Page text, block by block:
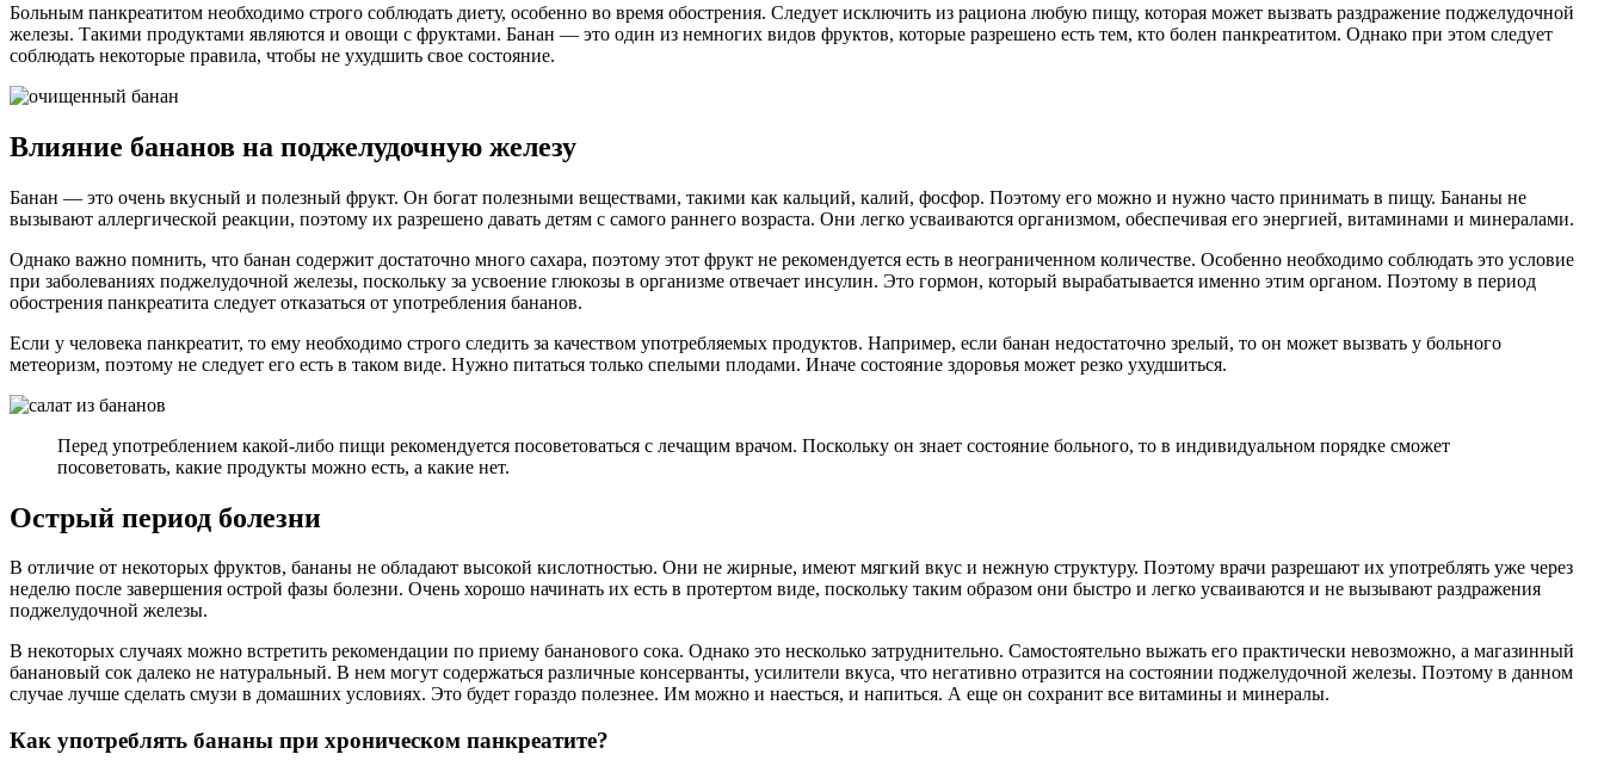
Больным панкреатитом необходимо строго соблюдать диету, особенно во время обострения. Следует исключить из рациона любую пищу, которая может вызвать раздражение поджелудочной
железы. Такими продуктами являются и овощи с фруктами. Банан — это один из немногих видов фруктов, которые разрешено есть тем, кто болен панкреатитом. Однако при этом следует
соблюдать некоторые правила, чтобы не ухудшить свое состояние.
Влияние бананов на поджелудочную железу
Банан — это очень вкусный и полезный фрукт. Он богат полезными веществами, такими как кальций, калий, фосфор. Поэтому его можно и нужно часто принимать в пищу. Бананы не
вызывают аллергической реакции, поэтому их разрешено давать детям с самого раннего возраста. Они легко усваиваются организмом, обеспечивая его энергией, витаминами и минералами.
Однако важно помнить, что банан содержит достаточно много сахара, поэтому этот фрукт не рекомендуется есть в неограниченном количестве. Особенно необходимо соблюдать это условие
при заболеваниях поджелудочной железы, поскольку за усвоение глюкозы в организме отвечает инсулин. Это гормон, который вырабатывается именно этим органом. Поэтому в период
обострения панкреатита следует отказаться от употребления бананов.
Если у человека панкреатит, то ему необходимо строго следить за качеством употребляемых продуктов. Например, если банан недостаточно зрелый, то он может вызвать у больного
метеоризм, поэтому не следует его есть в таком виде. Нужно питаться только спелыми плодами. Иначе состояние здоровья может резко ухудшиться.
Перед употреблением какой-либо пищи рекомендуется посоветоваться с лечащим врачом. Поскольку он знает состояние больного, то в индивидуальном порядке сможет
посоветовать, какие продукты можно есть, а какие нет.
Острый период болезни
В отличие от некоторых фруктов, бананы не обладают высокой кислотностью. Они не жирные, имеют мягкий вкус и нежную структуру. Поэтому врачи разрешают их употреблять уже через
неделю после завершения острой фазы болезни. Очень хорошо начинать их есть в протертом виде, поскольку таким образом они быстро и легко усваиваются и не вызывают раздражения
поджелудочной железы.
В некоторых случаях можно встретить рекомендации по приему бананового сока. Однако это несколько затруднительно. Самостоятельно выжать его практически невозможно, а магазинный
банановый сок далеко не натуральный. В нем могут содержаться различные консерванты, усилители вкуса, что негативно отразится на состоянии поджелудочной железы. Поэтому в данном
случае лучше сделать смузи в домашних условиях. Это будет гораздо полезнее. Им можно и наесться, и напиться. А еще он сохранит все витамины и минералы.
Как употреблять бананы при хроническом панкреатите?